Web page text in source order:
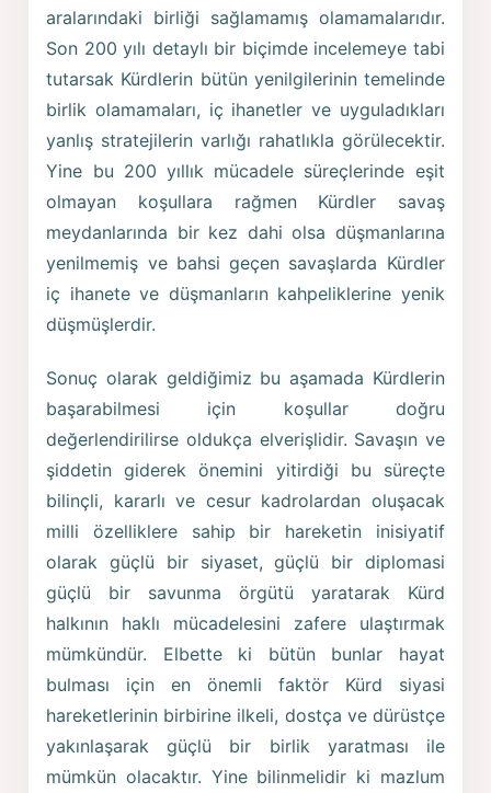
aralarındaki birliği sağlamamış olamamalarıdır.
Son 200 yılı detaylı bir biçimde incelemeye tabi
tutarsak Kürdlerin bütün yenilgilerinin temelinde
birlik olamamaları, iç ihanetler ve uyguladıkları
yanlış stratejilerin varlığı rahatlıkla görülecektir.
Yine bu 200 yıllık mücadele süreçlerinde eşit
olmayan koşullara rağmen Kürdler savaş
meydanlarında bir kez dahi olsa düşmanlarına
yenilmemiş ve bahsi geçen savaşlarda Kürdler
iç ihanete ve düşmanların kahpeliklerine yenik
düşmüşlerdir.
Sonuç olarak geldiğimiz bu aşamada Kürdlerin
başarabilmesi için koşullar doğru
değerlendirilirse oldukça elverişlidir. Savaşın ve
şiddetin giderek önemini yitirdiği bu süreçte
bilinçli, kararlı ve cesur kadrolardan oluşacak
milli özelliklere sahip bir hareketin inisiyatif
olarak güçlü bir siyaset, güçlü bir diplomasi
güçlü bir savunma örgütü yaratarak Kürd
halkının haklı mücadelesini zafere ulaştırmak
mümkündür. Elbette ki bütün bunlar hayat
bulması için en önemli faktör Kürd siyasi
hareketlerinin birbirine ilkeli, dostça ve dürüstçe
yakınlaşarak güçlü bir birlik yaratması ile
mümkün olacaktır. Yine bilinmelidir ki mazlum